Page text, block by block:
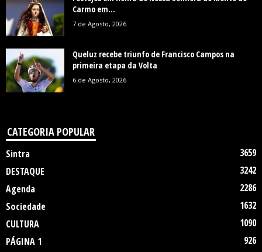
Carmo em...
7 de Agosto, 2026
Queluz recebe triunfo de Francisco Campos na
primeira etapa da Volta
6 de Agosto, 2026
CATEGORIA POPULAR
Sintra
3659
DESTAQUE
3242
Agenda
2286
Sociedade
1632
CULTURA
1090
PÁGINA 1
926